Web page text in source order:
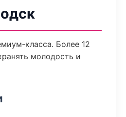
класса. Более 12
молодость и